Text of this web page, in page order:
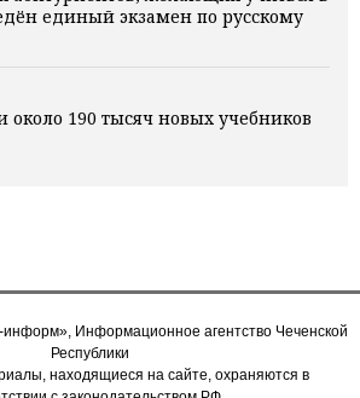
единый экзамен по русскому
около 190 тысяч новых учебников
Информационное агентство Чеченской
Республики
находящиеся на сайте, охраняются в